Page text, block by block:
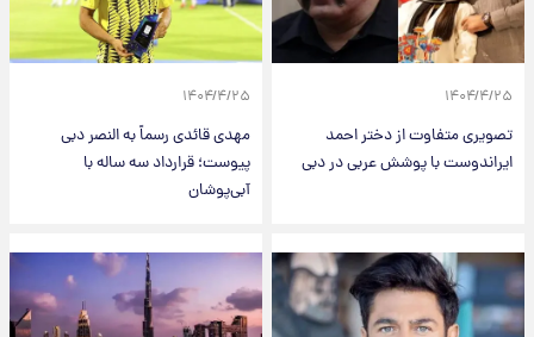
۱۴۰۴/۴/۲۵
تصویری متفاوت از دختر احمد
ایراندوست با پوشش عربی در دبی
۱۴۰۴/۴/۲۵
مهدی قائدی رسماً به النصر دبی
پیوست؛ قرارداد سه ساله با
آبی‌پوشان